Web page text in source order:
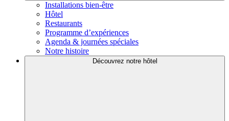
Installations bien-être
Hôtel
Restaurants
Programme d’expériences
Agenda & journées spéciales
Notre histoire
Découvrez notre hôtel